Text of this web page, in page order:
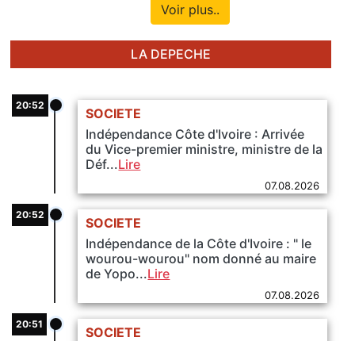
Voir plus..
LA DEPECHE
SOCIETE
Indépendance Côte d'Ivoire : Arrivée
du Vice-premier ministre, ministre de la
Déf...Lire
07.08.2026
20:52
SOCIETE
Indépendance de la Côte d'Ivoire : " le
wourou-wourou" nom donné au maire
de Yopo...Lire
07.08.2026
20:52
SOCIETE
20:51